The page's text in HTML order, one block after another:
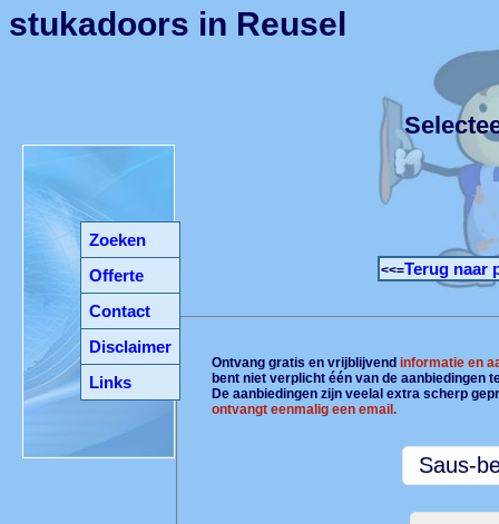
Zoeken
Offerte
Contact
Disclaimer
Links
stukadoors in Reusel
<<=Terug naar
Ontvang gratis en vrijblijvendinformatie en
bent niet verplicht één van de aanbiedingen
De aanbiedingen zijn veelal extra scherp
ontvangt eenmalig een email.